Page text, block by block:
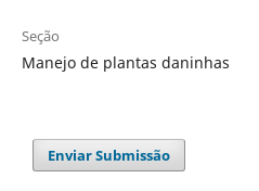
Seção
Manejo de plantas daninhas
Enviar Submissão